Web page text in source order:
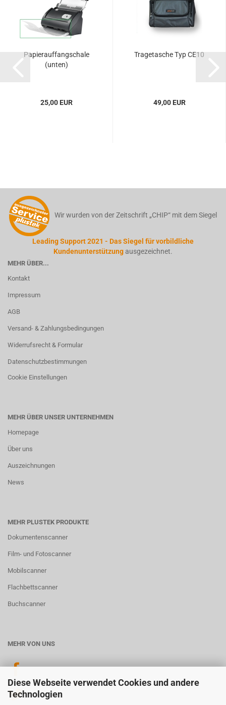
Diese Webseite verwendet Cookies und andere
Technologien
Papierauffangschale
(unten)
25,00 EUR
Tragetasche Typ CE10
49,00 EUR
Wir wurden von der Zeitschrift „CHIP“ mit dem Siegel
Leading Support 2021 - Das Siegel für vorbildliche
Kundenunterstützung ausgezeichnet.
MEHR ÜBER...
Kontakt
Impressum
AGB
Versand- & Zahlungsbedingungen
Widerrufsrecht & Formular
Datenschutzbestimmungen
Cookie Einstellungen
MEHR ÜBER UNSER UNTERNEHMEN
Homepage
Über uns
Auszeichnungen
News
MEHR PLUSTEK PRODUKTE
Dokumentenscanner
Film- und Fotoscanner
Mobilscanner
Flachbettscanner
Buchscanner
MEHR VON UNS